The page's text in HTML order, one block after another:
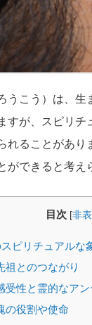
うこう）は、生
すが、スピリチ
れることがあ
ができると考え
目次 [非
ピリチュアルな
祖とのつながり
受性と霊的なアン
の役割や使命